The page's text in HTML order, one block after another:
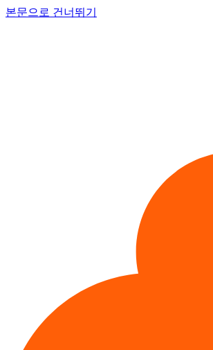
본문으로 건너뛰기